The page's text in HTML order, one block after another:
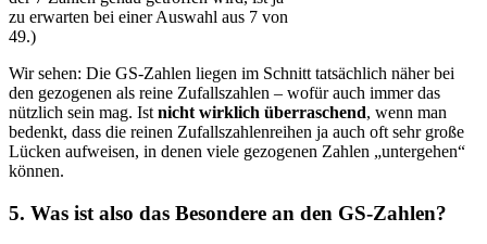
zu erwarten bei einer Auswahl aus 7 von
49.)
Wir sehen: Die GS-Zahlen liegen im Schnitt tatsächlich näher bei
den gezogenen als reine Zufallszahlen – wofür auch immer das
nützlich sein mag. Ist nicht wirklich überraschend, wenn man
bedenkt, dass die reinen Zufallszahlenreihen ja auch oft sehr große
Lücken aufweisen, in denen viele gezogenen Zahlen „untergehen“
können.
5. Was ist also das Besondere an den GS-Zahlen?